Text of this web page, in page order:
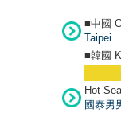
■中國
Taipei
■韓國
Hot
國泰男